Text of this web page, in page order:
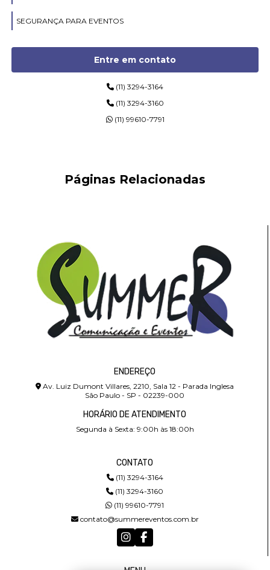
SEGURANÇA PARA EVENTOS
Entre em contato
(11) 3294-3164
(11) 3294-3160
(11) 99610-7791
Páginas Relacionadas
ENDEREÇO
Av. Luiz Dumont Villares, 2210, Sala 12 - Parada Inglesa
São Paulo - SP - 02239-000
HORÁRIO DE ATENDIMENTO
Segunda à Sexta: 9:00h às 18:00h
CONTATO
(11) 3294-3164
(11) 3294-3160
(11) 99610-7791
contato@summereventos.com.br